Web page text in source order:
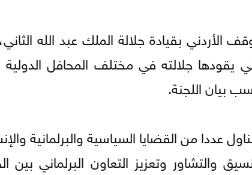
الأردني بقيادة جلالة الملك عبد الله
يقودها جلالته في مختلف المحافل
بيان اللجنة.
عددا من القضايا السياسية والبرلمانية
والتشاور وتعزيز التعاون البرلماني بين